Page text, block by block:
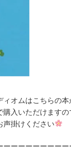
ィオムはこちらの本
購入いただけます
声掛けください
ーーーーーーーー